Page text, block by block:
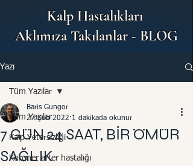
Kalp Hastalıkları
Aklımıza Takılanlar - BLOG
Yazı
Tüm Yazılar
Kalp Yetersizliği
Koroner arter hastalığı
Tüm Yazılar
7 GÜN 24 SAAT, BİR ÖMÜR
SAĞLIK
Baris Gungor
27 Şub 2022 1 dakikada okunur